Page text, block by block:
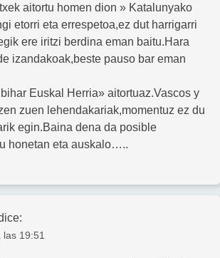
aitortu homen dion » Katalunyako
etorri eta errespetoa,ez dut harrigarri
ere iritzi berdina eman baitu.Hara
izandakoak,beste pauso bar eman
Euskal Herria» aitortuaz.Vascos y
zuen lehendakariak,momentuz ez du
egin.Baina dena da posible
honetan eta auskalo…..
las 19:51